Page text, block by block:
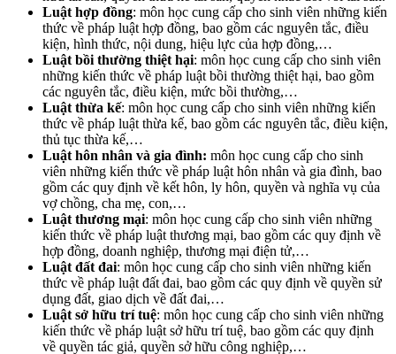
Luật hợp đồng: môn học cung cấp cho sinh viên những kiến
thức về pháp luật hợp đồng, bao gồm các nguyên tắc, điều
kiện, hình thức, nội dung, hiệu lực của hợp đồng,…
Luật bồi thường thiệt hại: môn học cung cấp cho sinh viên
những kiến thức về pháp luật bồi thường thiệt hại, bao gồm
các nguyên tắc, điều kiện, mức bồi thường,…
Luật thừa kế: môn học cung cấp cho sinh viên những kiến
thức về pháp luật thừa kế, bao gồm các nguyên tắc, điều kiện,
thủ tục thừa kế,…
Luật hôn nhân và gia đình: môn học cung cấp cho sinh
viên những kiến thức về pháp luật hôn nhân và gia đình, bao
gồm các quy định về kết hôn, ly hôn, quyền và nghĩa vụ của
vợ chồng, cha mẹ, con,…
Luật thương mại: môn học cung cấp cho sinh viên những
kiến thức về pháp luật thương mại, bao gồm các quy định về
hợp đồng, doanh nghiệp, thương mại điện tử,…
Luật đất đai: môn học cung cấp cho sinh viên những kiến
thức về pháp luật đất đai, bao gồm các quy định về quyền sử
dụng đất, giao dịch về đất đai,…
Luật sở hữu trí tuệ: môn học cung cấp cho sinh viên những
kiến thức về pháp luật sở hữu trí tuệ, bao gồm các quy định
về quyền tác giả, quyền sở hữu công nghiệp,…